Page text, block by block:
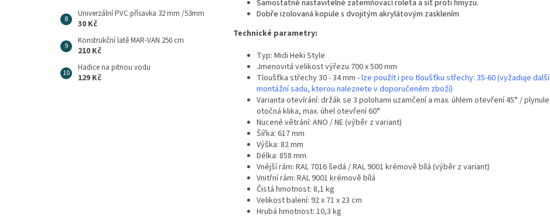
Univerzální PVC přísavka 32 mm /53mm
30 Kč
Konstrukční latě MAR-VAN 250 cm
210 Kč
Hadice na pitnou vodu
129 Kč
Samostatně nastavitelné zatemňovací roleta a síť proti hmyzu.
Dobře izolovaná kopule s dvojitým akrylátovým zasklením
Technické parametry:
Typ: Midi Heki Style
Jmenovitá velikost výřezu 700 x 500 mm
Tloušťka střechy 30 - 34 mm -lze použít i pro tloušťku střechy: 35-60 (vyžaduje další
montážní sadu, kterou naleznete v doporučeném zboží)
Varianta otevírání: držák se 3 polohami uzamčení a max. úhlem otevření 45° / plynule
otočná klika, max. úhel otevření 60°
Nucené větrání: ANO / NE (výběr z variant)
Šířka: 617 mm
Výška: 82 mm
Délka: 858 mm
Vnější rám: RAL 7016 šedá / RAL 9001 krémově bílá (výběr z variant)
Vnitřní rám: RAL 9001 krémově bílá
Čistá hmotnost: 8,1 kg
Velikost balení: 92 x 71 x 23 cm
Hrubá hmotnost: 10,3 kg